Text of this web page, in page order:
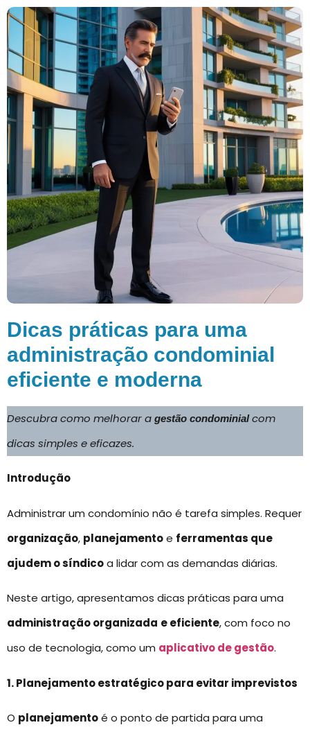
Dicas práticas para uma
administração condominial
eficiente e moderna
Descubra como melhorar a gestão condominialcom
dicas simples e eficazes.
Introdução
Administrar um condomínio não é tarefa simples. Requer
organização, planejamentoe ferramentas que
ajudem o síndicoa lidar com as demandas diárias.
Neste artigo, apresentamos dicas práticas para uma
administração organizada e eficiente, com foco no
uso de tecnologia, como um aplicativo de gestão.
1. Planejamento estratégico para evitar imprevistos
O planejamentoé o ponto de partida para uma